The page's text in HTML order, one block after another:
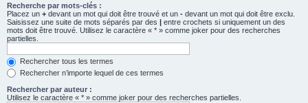
Recherche par mots-clés :
Placez un + devant un mot qui doit être trouvé et un - devant un mot qui doit être exclu.
Saisissez une suite de mots séparés par des | entre crochets si uniquement un des
mots doit être trouvé. Utilisez le caractère « * » comme joker pour des recherches
partielles.
Rechercher tous les termes
Rechercher n’importe lequel de ces termes
Rechercher par auteur :
Utilisez le caractère « * » comme joker pour des recherches partielles.